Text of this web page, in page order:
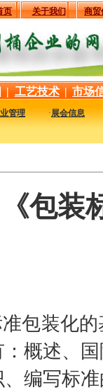
页 关于我们 商贸
| 工艺技术 | 市场
管理 ·展会信息
《包
包装化
概述、
编写标